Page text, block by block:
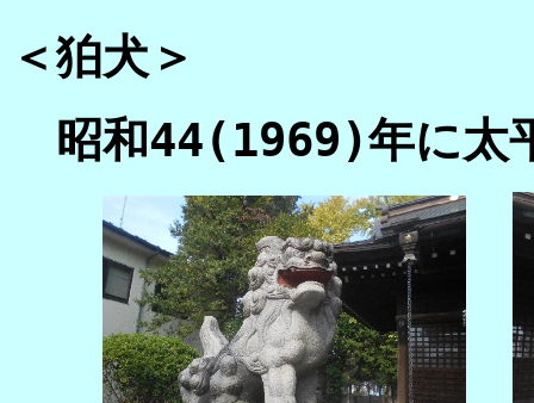
＜狛犬＞
昭和44(1969)年に太